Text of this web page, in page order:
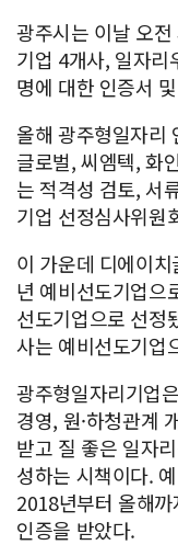
광주시는 이날 오
기업 4개사, 일자
명에 대한 인증서
올해 광주형일자리
글로벌, 씨엠텍, 화
는 적격성 검토, 서
기업 선정심사위원
이 가운데 디에이
년 예비선도기업으
선도기업으로 선정
사는 예비선도기업
광주형일자리기업
경영, 원·하청관계
받고 질 좋은 일자
성하는 시책이다.
2018년부터 올해
인증을 받았다.